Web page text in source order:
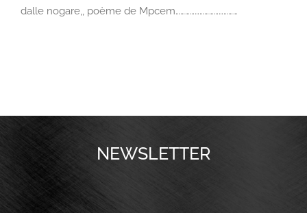
dalle nogare,, poème de Mpcem…………………………………
NEWSLETTER